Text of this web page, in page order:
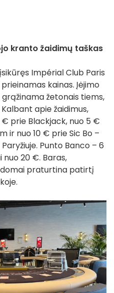
kranto žaidimų taškas
Impérial Club Paris
kainas. Įėjimo
grąžinama žetonais tiems,
apie žaidimus,
prie Blackjack, nuo 5 €
ir nuo 10 € prie Sic Bo –
Punto Banco – 6
20 €. Baras,
praturtina patirtį